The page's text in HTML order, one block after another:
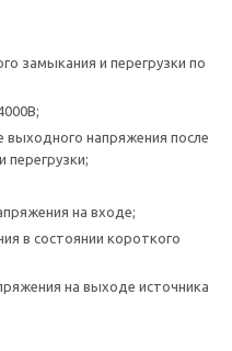
замыкания и перегрузки по
выходного напряжения после
перегрузки;
на входе;
в состоянии короткого
на выходе источника